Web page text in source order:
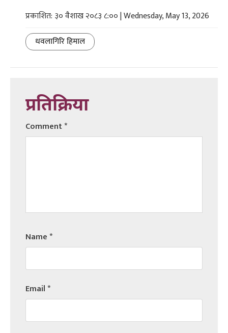
प्रकाशित: ३० वैशाख २०८३ ८:०० | Wednesday, May 13, 2026
धवलागिरि हिमाल
प्रतिक्रिया
Comment*
Name*
Email*